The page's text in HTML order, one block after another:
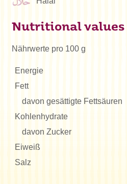
Nutritional values
Nährwerte pro 100 g
Energie
Fett
davon gesättigte Fettsäuren
Kohlenhydrate
davon Zucker
Eiweiß
Salz